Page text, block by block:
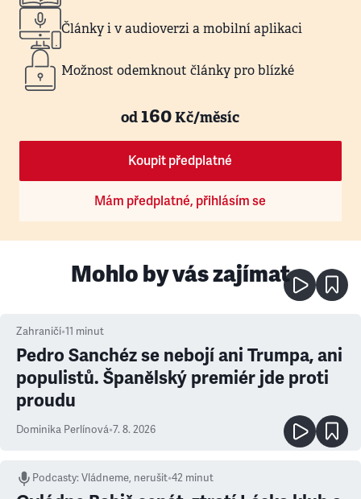
Články i v audioverzi a mobilní aplikaci
Možnost odemknout články pro blízké
od160Kč/měsíc
Koupit předplatné
Mám předplatné, přihlásím se
Mohlo by vás zajímat
Zahraničí•11 minut
Pedro Sanchéz se nebojí ani Trumpa, ani
populistů. Španělský premiér jde proti
proudu
Dominika Perlínová•7. 8. 2026
Podcasty:Vládneme, nerušit•42 minut